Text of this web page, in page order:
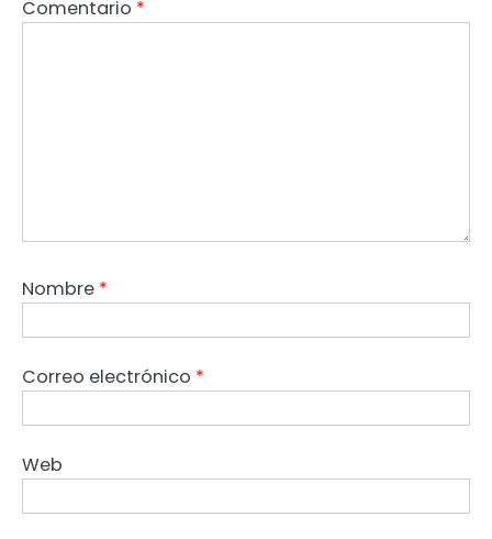
Comentario *
Nombre *
Correo electrónico *
Web